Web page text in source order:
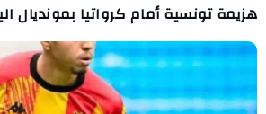
هزيمة تونسية أمام كرواتيا بمونديال